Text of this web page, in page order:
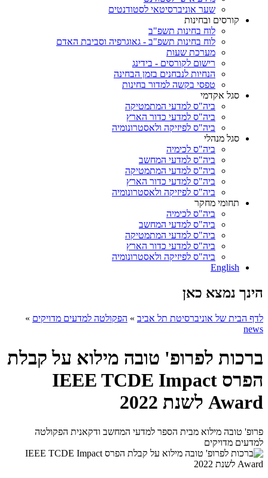
שער אוניברסיטאי לסטודנטים
קורסים ובחינות
לוח בחינות תשפ"ב
לוח בחינות תשפ"ב - גאוגרפיה וסביבת האדם
מערכת שעות
רישום לקורסים - בידינג
הנחיות לנבחנים בזמן הבחינה
טפסי בקשה למדור בחינות
סגל אקדמי
ביה"ס למדעי המתמטיקה
ביה"ס למדעי כדור הארץ
ביה"ס לפיזיקה ולאסטרונומיה
סגל מנהלי
ביה"ס לכימיה
ביה"ס למדעי המחשב
ביה"ס למדעי המתמטיקה
ביה"ס למדעי כדור הארץ
ביה"ס לפיזיקה ולאסטרונומיה
תחומי מחקר
ביה"ס לכימיה
ביה"ס למדעי המחשב
ביה"ס למדעי המתמטיקה
ביה"ס למדעי כדור הארץ
ביה"ס לפיזיקה ולאסטרונומיה
English
הינך נמצא כאן
לדף הבית של אוניברסיטת תל אביב » הפקולטה למדעים מדויקים »
news
ברכות לפרופ' טובה מילוא על קבלת
הפרס IEEE TCDE Impact
Award לשנת 2022
פרופ' טובה מילוא מבית הספר למדעי המחשב ודקאנית הפקולטה
למדעים מדויקים